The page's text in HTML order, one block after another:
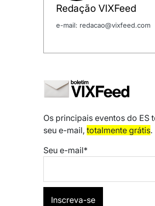
Redação VIXFeed
e-mail: redacao@vixfeed.com
Os principais eventos do ES
seu e-mail, totalmente grátis.
Seu e-mail*